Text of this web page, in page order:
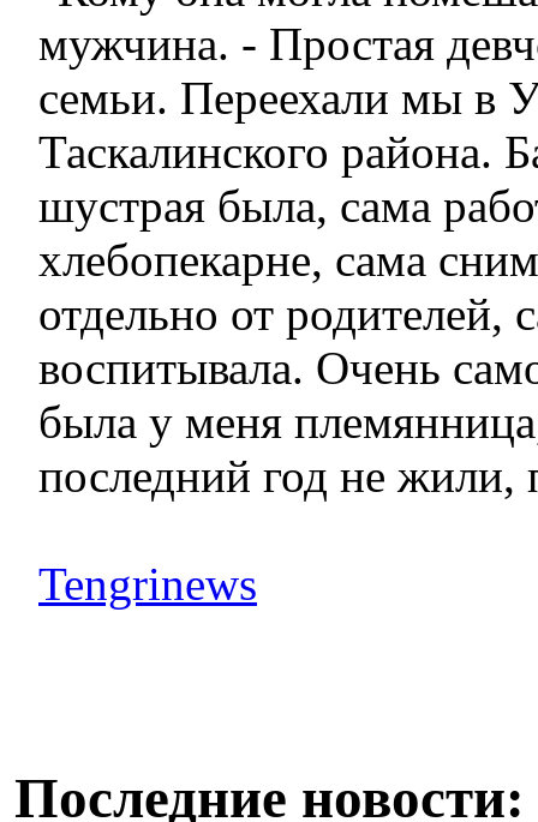
мужчина. - Простая
семьи. Переехали мы в
Таскалинского района.
шустрая была, сама
хлебопекарне, сама
отдельно от родителей,
воспитывала. Очень
была у меня
последний год не жили,
Tengrinews
Последние новости: